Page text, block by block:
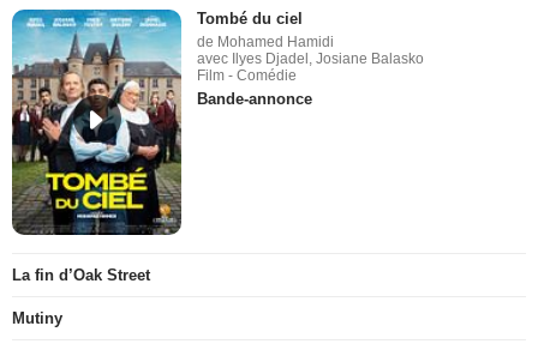
Tombé du ciel
de Mohamed Hamidi
avec Ilyes Djadel, Josiane Balasko
Film - Comédie
Bande-annonce
La fin d’Oak Street
Mutiny